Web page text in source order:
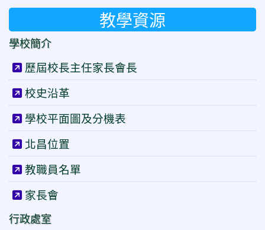
教學資源
學校簡介
歷屆校長主任家長會長
校史沿革
學校平面圖及分機表
北昌位置
教職員名單
家長會
行政處室